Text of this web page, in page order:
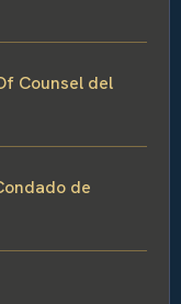
Counsel del
de